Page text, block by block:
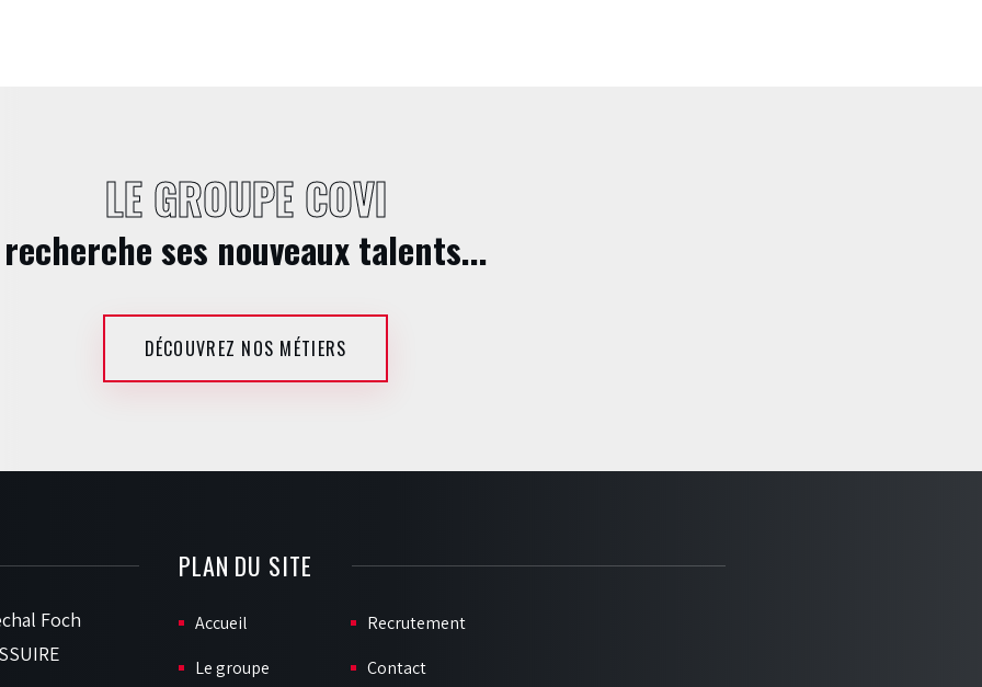
LE GROUPE COVI
recherche ses nouveaux talents...
DÉCOUVREZ NOS MÉTIERS
Foch
PLAN DU SITE
Accueil
Le groupe
Recrutement
Contact